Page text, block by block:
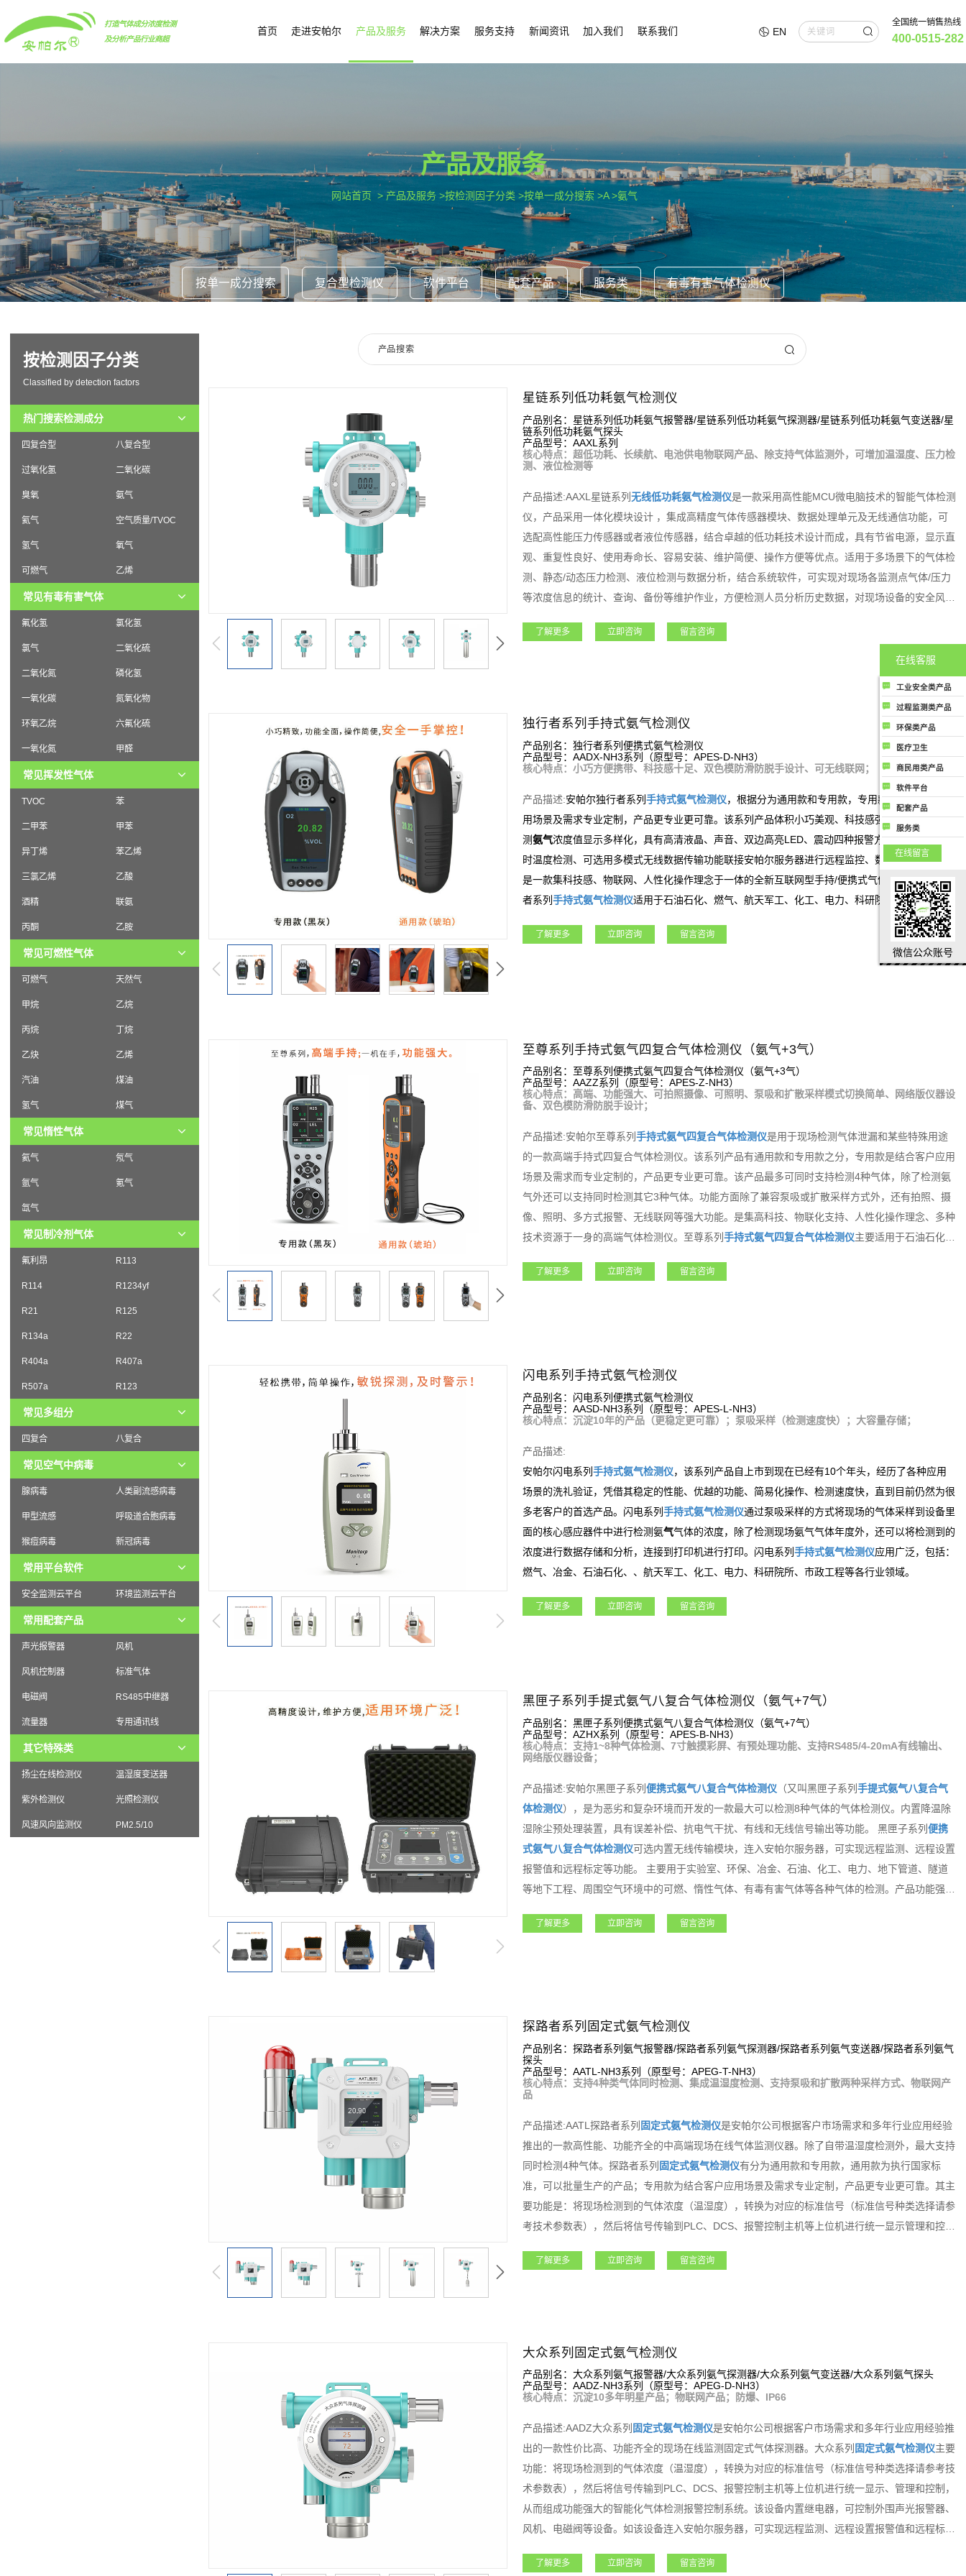
打造气体成分浓度检测
及分析产品行业商超
首页 走进安帕尔 产品及服务 解决方案 服务支持 新闻资讯 加入我们 联系我们 EN
全国统一销售热线
400-0515-282
产品及服务
网站首页 > 产品及服务 >按检测因子分类 >按单一成分搜索 >A >氨气
按单一成分搜索 复合型检测仪 软件平台 配套产品 服务类 有毒有害气体检测仪
按检测因子分类
Classified by detection factors
热门搜索检测成分
四复合型 八复合型
过氧化氢 二氧化碳
臭氧 氨气
氦气 空气质量/TVOC
氢气 氧气
可燃气 乙烯
常见有毒有害气体
氟化氢 氯化氢
氯气 二氧化硫
二氧化氮 磷化氢
一氧化碳 氮氧化物
环氧乙烷 六氟化硫
一氧化氮 甲醛
常见挥发性气体
TVOC 苯
二甲苯 甲苯
异丁烯 苯乙烯
三氯乙烯 乙酸
酒精 联氨
丙酮 乙胺
常见可燃性气体
可燃气 天然气
甲烷 乙烷
丙烷 丁烷
乙炔 乙烯
汽油 煤油
氢气 煤气
常见惰性气体
氦气 氖气
氩气 氪气
氙气
常见制冷剂气体
氟利昂 R113
R114 R1234yf
R21 R125
R134a R22
R404a R407a
R507a R123
常见多组分
四复合 八复合
常见空气中病毒
腺病毒 人类副流感病毒
甲型流感 呼吸道合胞病毒
猴痘病毒 新冠病毒
常用平台软件
安全监测云平台 环境监测云平台
常用配套产品
声光报警器 风机
风机控制器 标准气体
电磁阀 RS485中继器
流量器 专用通讯线
其它特殊类
扬尘在线检测仪 温湿度变送器
紫外检测仪 光照检测仪
风速风向监测仪 PM2.5/10
星链系列低功耗氨气检测仪
产品别名：星链系列低功耗氨气报警器/星链系列低功耗氨气探测器/星链系列低功耗氨气变送器/星
链系列低功耗氨气探头
产品型号：AAXL系列
核心特点：超低功耗、长续航、电池供电物联网产品、除支持气体监测外，可增加温湿度、压力检
测、液位检测等
产品描述:AAXL星链系列 无线低功耗氨气检测仪是一款采用高性能MCU微电脑技术的智能气体检测
仪，产品采用一体化模块设计 ，集成高精度气体传感器模块、数据处理单元及无线通信功能，可
选配高性能压力传感器或者液位传感器，结合卓越的低功耗技术设计而成，具有节省电源，显示直
观、重复性良好、使用寿命长、容易安装、维护简便、操作方便等优点。适用于多场景下的气体检
测、静态/动态压力检测、液位检测与数据分析，结合系统软件，可实现对现场各监测点气体/压力
等浓度信息的统计、查询、备份等维护作业，方便检测人员分析历史数据，对现场设备的安全风险
性，降低设备使用风险。
了解更多 立即咨询 留言咨询
独行者系列手持式氨气检测仪
产品别名：独行者系列便携式氨气检测仪
产品型号：AADX-NH3系列（原型号：APES-D-NH3）
核心特点：小巧方便携带、科技感十足、双色模防滑防脱手设计、可无线联网；
产品描述:安帕尔独行者系列 手持式氨气检测仪，根据分为通用款和专用款，专用款为结合客户应
用场景及需求专业定制，产品更专业更可靠。该系列产品体积小巧美观、科技感强、携带方便，检
测氨气浓度值显示多样化，具有高清液晶、声音、双边高亮LED、震动四种报警方式，同时具有实
时温度检测、可选用多模式无线数据传输功能联接安帕尔服务器进行远程监控、数据存储和分析。
是一款集科技感、物联网、人性化操作理念于一体的全新互联网型手持/便携式气体检测仪。独行
者系列 手持式氨气检测仪适用于石油石化、燃气、航天军工、化工、电力、科研院所、市政工程、
了解更多 立即咨询 留言咨询
至尊系列手持式氨气四复合气体检测仪（氨气+3气）
产品别名：至尊系列便携式氨气四复合气体检测仪（氨气+3气）
产品型号：AAZZ系列（原型号：APES-Z-NH3）
核心特点：高端、功能强大、可拍照摄像、可照明、泵吸和扩散采样模式切换简单、网络版仪器设
备、双色模防滑防脱手设计；
产品描述:安帕尔至尊系列 手持式氨气四复合气体检测仪是用于现场检测气体泄漏和某些特殊用途
的一款高端手持式四复合气体检测仪。该系列产品有通用款和专用款之分，专用款是结合客户应用
场景及需求而专业定制的，产品更专业更可靠。该产品最多可同时支持检测4种气体，除了检测氨
气外还可以支持同时检测其它3种气体。功能方面除了兼容泵吸或扩散采样方式外，还有拍照、摄
像、照明、多方式报警、无线联网等强大功能。是集高科技、物联化支持、人性化操作理念、多种
技术资源于一身的高端气体检测仪。至尊系列 手持式氨气四复合气体检测仪主要适用于石油石化、
功能和性能获得广大用户朋友高度的认可和赞誉！
了解更多 立即咨询 留言咨询
闪电系列手持式氨气检测仪
产品别名：闪电系列便携式氨气检测仪
产品型号：AASD-NH3系列（原型号：APES-L-NH3）
核心特点：沉淀10年的产品（更稳定更可靠）；泵吸采样（检测速度快）；大容量存储；
产品描述:
安帕尔闪电系列手持式氨气检测仪，该系列产品自上市到现在已经有10个年头，经历了各种应用
场景的洗礼验证，凭借其稳定的性能、优越的功能、简易化操作、检测速度快，直到目前仍然为很
多老客户的首选产品。闪电系列手持式氨气检测仪通过泵吸采样的方式将现场的气体采样到设备里
面的核心感应器件中进行检测氨气气体的浓度，除了检测现场氨气气体年度外，还可以将检测到的
浓度进行数据存储和分析，连接到打印机进行打印。闪电系列手持式氨气检测仪应用广泛，包括：
燃气、冶金、石油石化、、航天军工、化工、电力、科研院所、市政工程等各行业领域。
了解更多 立即咨询 留言咨询
黑匣子系列手提式氨气八复合气体检测仪（氨气+7气）
产品别名：黑匣子系列便携式氨气八复合气体检测仪（氨气+7气）
产品型号：AZHX系列（原型号：APES-B-NH3）
核心特点：支持1~8种气体检测、7寸触摸彩屏、有预处理功能、支持RS485/4-20mA有线输出、
网络版仪器设备；
产品描述:安帕尔黑匣子系列 便携式氨气八复合气体检测仪 （又叫黑匣子系列 手提式氨气八复合气
体检测仪），是为恶劣和复杂环境而开发的一款最大可以检测8种气体的气体检测仪。内置降温除
湿除尘预处理装置，具有误差补偿、抗电气干扰、有线和无线信号输出等功能。 黑匣子系列 便携
式氨气八复合气体检测仪可选内置无线传输模块，连入安帕尔服务器，可实现远程监测、远程设置
报警值和远程标定等功能。 主要用于实验室、环保、冶金、石油、化工、电力、地下管道、隧道
等地下工程、周围空气环境中的可燃、惰性气体、有毒有害气体等各种气体的检测。产品功能强
了解更多 立即咨询 留言咨询
探路者系列固定式氨气检测仪
产品别名：探路者系列氨气报警器/探路者系列氨气探测器/探路者系列氨气变送器/探路者系列氨气
探头
产品型号：AATL-NH3系列（原型号：APEG-T-NH3）
核心特点：支持4种类气体同时检测、集成温湿度检测、支持泵吸和扩散两种采样方式、物联网产
品
产品描述:AATL探路者系列 固定式氨气检测仪是安帕尔公司根据客户市场需求和多年行业应用经验
推出的一款高性能、功能齐全的中高端现场在线气体监测仪器。除了自带温湿度检测外，最大支持
同时检测4种气体。探路者系列 固定式氨气检测仪有分为通用款和专用款，通用款为执行国家标
准，可以批量生产的产品；专用款为结合客户应用场景及需求专业定制，产品更专业更可靠。其主
要功能是：将现场检测到的气体浓度（温湿度），转换为对应的标准信号（标准信号种类选择请参
考技术参数表），然后将信号传输到PLC、DCS、报警控制主机等上位机进行统一显示管理和控
电器，可控制外围声光报警器、风机、电磁阀等设备。支持选配定位、震动检测等多种功能，如该
了解更多 立即咨询 留言咨询
大众系列固定式氨气检测仪
产品别名：大众系列氨气报警器/大众系列氨气探测器/大众系列氨气变送器/大众系列氨气探头
产品型号：AADZ-NH3系列（原型号：APEG-D-NH3）
核心特点：沉淀10多年明星产品；物联网产品；防爆、IP66
产品描述:AADZ大众系列 固定式氨气检测仪是安帕尔公司根据客户市场需求和多年行业应用经验推
出的一款性价比高、功能齐全的现场在线监测固定式气体探测器。大众系列 固定式氨气检测仪主要
功能：将现场检测到的气体浓度（温湿度），转换为对应的标准信号（标准信号种类选择请参考技
术参数表），然后将信号传输到PLC、DCS、报警控制主机等上位机进行统一显示、管理和控制，
从而组成功能强大的智能化气体检测报警控制系统。该设备内置继电器，可控制外围声光报警器、
风机、电磁阀等设备。如该设备连入安帕尔服务器，可实现远程监测、远程设置报警值和远程标定
了解更多 立即咨询 留言咨询
在线客服
工业安全类产品
工业安全类产品主
要指用于各工业场
所中保护人民生命
健康和财务安全的
气体成分检测及分
析类相关产品；
过程监测类产品
过程监测类产品主
要是指用于生产制
造过程控制中提高
质量和生产效率用
的气体成分检测及
分析类相关产品
环保类产品
环保类产品主要指
用于监测大气环境
或提高大气空气质
量相关的所有气体
成分检测和分析类
产品
医疗卫生
医疗卫生类产品是
指用于医疗行业或
公共卫生领域相关
的所有气体成分检
测和分析类产品
商民用类产品
商民用类产品是指
商用或者民用用于
保护人类生命健康
或者财产安全相关
的气体成分检测和
分析类产品
软件平台
软件平台类产品是
指与气体成分检测
及分析相关的各种
应用场景上使用的
软件监测和管理云
平台、环保云平
台、过程监测管控
云平台等；
配套产品
配套产品
服务类
服务类指除了行业
硬件产品和软件产
供的气体成分监测
及分析行业相关的
服务
在线留言
微信公众账号